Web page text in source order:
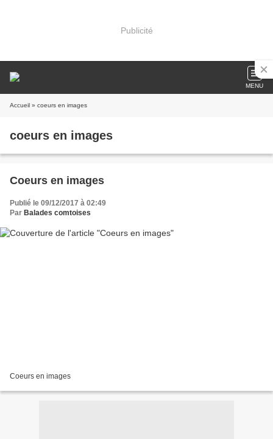
Publicité
MENU
Accueil » coeurs en images
coeurs en images
Coeurs en images
Publié le 09/12/2017 à 02:49
Par Balades comtoises
Coeurs en images